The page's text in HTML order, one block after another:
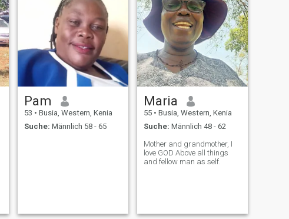
Pam
53 • Busia, Western, Kenia
Suche: Männlich 58 - 65
Maria
55 • Busia, Western, Kenia
Suche: Männlich 48 - 62
Mother and grandmother, I
love GOD Above all things
and fellow man as self.